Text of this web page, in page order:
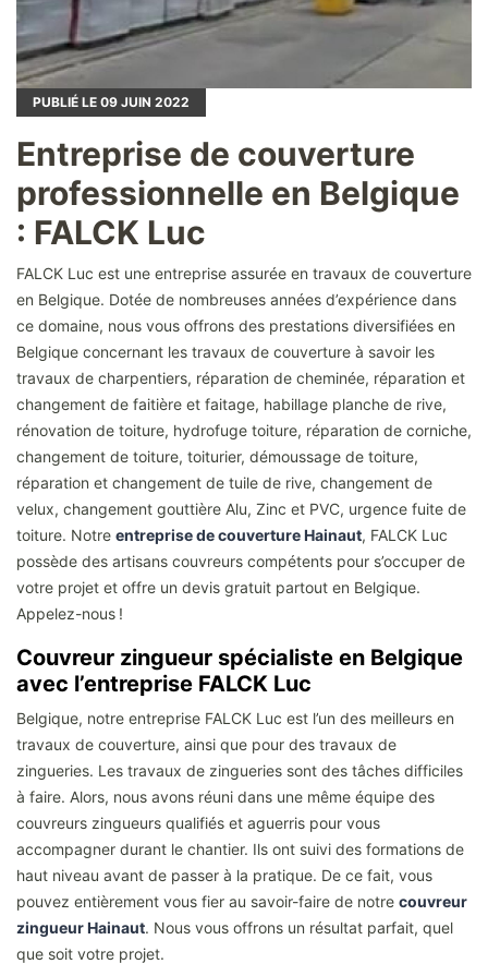
PUBLIÉ LE 09 JUIN 2022
Entreprise de couverture
professionnelle en Belgique
: FALCK Luc
FALCK Luc est une entreprise assurée en travaux de couverture
en Belgique. Dotée de nombreuses années d’expérience dans
ce domaine, nous vous offrons des prestations diversifiées en
Belgique concernant les travaux de couverture à savoir les
travaux de charpentiers, réparation de cheminée, réparation et
changement de faitière et faitage, habillage planche de rive,
rénovation de toiture, hydrofuge toiture, réparation de corniche,
changement de toiture, toiturier, démoussage de toiture,
réparation et changement de tuile de rive, changement de
velux, changement gouttière Alu, Zinc et PVC, urgence fuite de
toiture. Notre entreprise de couverture Hainaut, FALCK Luc
possède des artisans couvreurs compétents pour s’occuper de
votre projet et offre un devis gratuit partout en Belgique.
Appelez-nous !
Couvreur zingueur spécialiste en Belgique
avec l’entreprise FALCK Luc
Belgique, notre entreprise FALCK Luc est l’un des meilleurs en
travaux de couverture, ainsi que pour des travaux de
zingueries. Les travaux de zingueries sont des tâches difficiles
à faire. Alors, nous avons réuni dans une même équipe des
couvreurs zingueurs qualifiés et aguerris pour vous
accompagner durant le chantier. Ils ont suivi des formations de
haut niveau avant de passer à la pratique. De ce fait, vous
pouvez entièrement vous fier au savoir-faire de notre couvreur
zingueur Hainaut. Nous vous offrons un résultat parfait, quel
que soit votre projet.